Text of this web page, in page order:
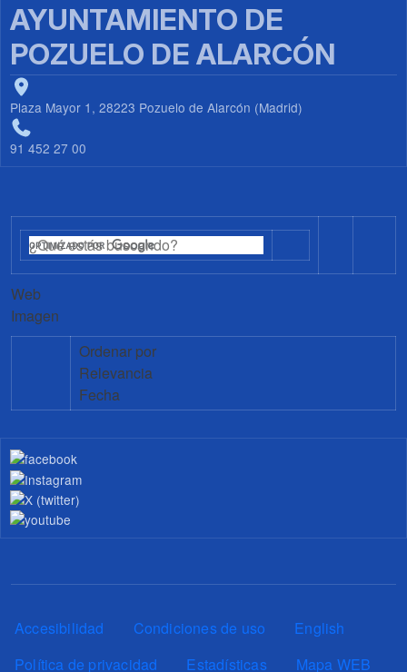
AYUNTAMIENTO DE
POZUELO DE ALARCÓN
Plaza Mayor 1, 28223 Pozuelo de Alarcón (Madrid)
91 452 27 00
Web
Imagen
Ordenar por
Relevancia
Fecha
Pie de página
Accesibilidad Condiciones de uso
English
Política de privacidad
Estadísticas Mapa WEB